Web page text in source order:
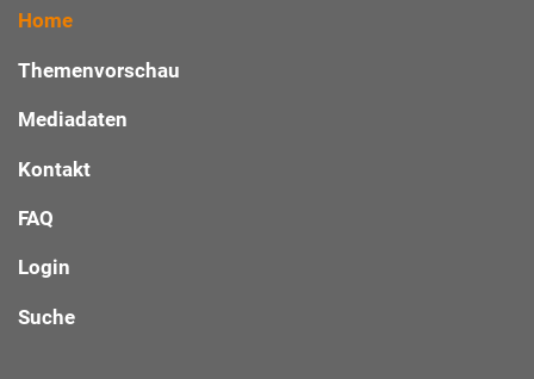
Home
Themenvorschau
Mediadaten
Kontakt
FAQ
Login
Suche